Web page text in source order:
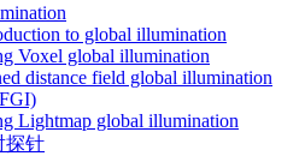
to global illumination
Voxel global illumination
distance field global illumination
Lightmap global illumination
探针